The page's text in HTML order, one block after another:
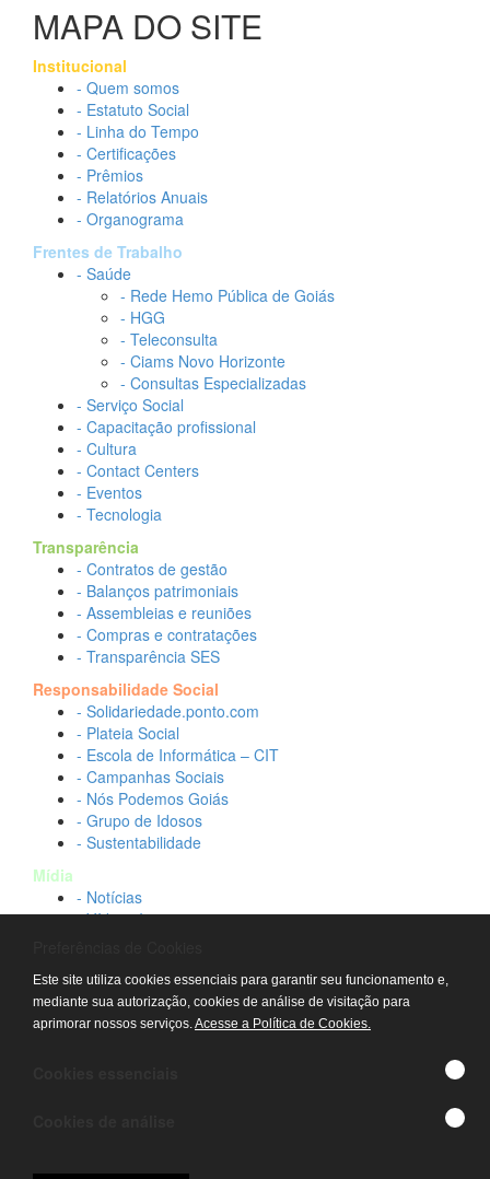
MAPA DO SITE
Institucional
- Quem somos
- Estatuto Social
- Linha do Tempo
- Certificações
- Prêmios
- Relatórios Anuais
- Organograma
Frentes de Trabalho
- Saúde
- Rede Hemo Pública de Goiás
- HGG
- Teleconsulta
- Ciams Novo Horizonte
- Consultas Especializadas
- Serviço Social
- Capacitação profissional
- Cultura
- Contact Centers
- Eventos
- Tecnologia
Transparência
- Contratos de gestão
- Balanços patrimoniais
- Assembleias e reuniões
- Compras e contratações
- Transparência SES
Responsabilidade Social
- Solidariedade.ponto.com
- Plateia Social
- Escola de Informática – CIT
- Campanhas Sociais
- Nós Podemos Goiás
- Grupo de Idosos
- Sustentabilidade
Mídia
- Notícias
- Vídeos Institucionais
Contato
- Fale conosco
- Trabalhe conosco
Este site utiliza cookies essenciais para garantir seu funcionamento e,
mediante sua autorização, cookies de análise de visitação para
aprimorar nossos serviços.Acesse a Política de Cookies.